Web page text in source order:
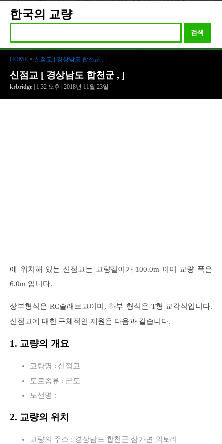
한국의 교량
검색
HOME > 신점교 [ 경상남도 합천군 , ]
신점교 [ 경상남도 합천군 , ]
krbridge | 1:32 오후 | 2018년 11월 23일
에 위치해 있는 신점교는 교량길이가 100.0m 이며 교량 폭은
6.0m 입니다.
상부형식은 RC슬래브교이며, 하부 형식은 T형 교각식입니다.
신점교에 대한 구체적인 제원은 다음과 같습니다.
1. 교량의 개요
교량명 : 신점교
도로종류 : 군도
노선명 :
2. 교량의 위치
교량의 주소 : 경상남도 합천군 삼가면 외토리